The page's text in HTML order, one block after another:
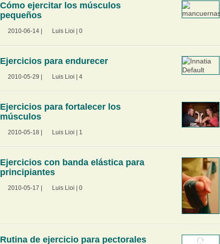
Cómo ejercitar los músculos
pequeños
2010-06-14 Luis Lioi 0
Ejercicios para endurecer
2010-05-29 Luis Lioi 4
Ejercicios para fortalecer los
músculos
2010-05-18 Luis Lioi 1
Ejercicios con banda elástica para
principiantes
2010-05-17 Luis Lioi 0
Rutina de ejercicio para pectorales